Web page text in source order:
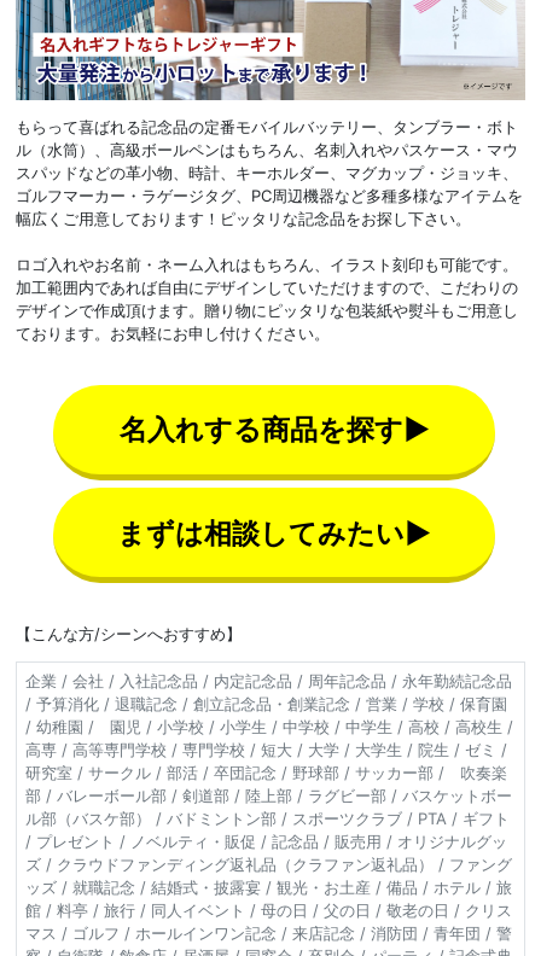
もらって喜ばれる記念品の定番モバイルバッテリー、タンブラー・ボト
ル（水筒）、高級ボールペンはもちろん、名刺入れやパスケース・マウ
スパッドなどの革小物、時計、キーホルダー、マグカップ・ジョッキ、
ゴルフマーカー・ラゲージタグ、PC周辺機器など多種多様なアイテムを
幅広くご用意しております！ピッタリな記念品をお探し下さい。
ロゴ入れやお名前・ネーム入れはもちろん、イラスト刻印も可能です。
加工範囲内であれば自由にデザインしていただけますので、こだわりの
デザインで作成頂けます。贈り物にピッタリな包装紙や熨斗もご用意し
ております。お気軽にお申し付けください。
名入れする商品を探す▶
まずは相談してみたい▶
【こんな方/シーンへおすすめ】
企業 / 会社 / 入社記念品 / 内定記念品 / 周年記念品 / 永年勤続記念品
/ 予算消化 / 退職記念 / 創立記念品・創業記念 / 営業 / 学校 / 保育園
/ 幼稚園 / 園児 / 小学校 / 小学生 / 中学校 / 中学生 / 高校 / 高校生 /
高専 / 高等専門学校 / 専門学校 / 短大 / 大学 / 大学生 / 院生 / ゼミ /
研究室 / サークル / 部活 / 卒団記念 / 野球部 / サッカー部 / 吹奏楽
部 / バレーボール部 / 剣道部 / 陸上部 / ラグビー部 / バスケットボー
ル部（バスケ部） / バドミントン部 / スポーツクラブ / PTA / ギフト
/ プレゼント / ノベルティ・販促 / 記念品 / 販売用 / オリジナルグッ
ズ / クラウドファンディング返礼品（クラファン返礼品） / ファング
ッズ / 就職記念 / 結婚式・披露宴 / 観光・お土産 / 備品 / ホテル / 旅
館 / 料亭 / 旅行 / 同人イベント / 母の日 / 父の日 / 敬老の日 / クリス
マス / ゴルフ / ホールインワン記念 / 来店記念 / 消防団 / 青年団 / 警